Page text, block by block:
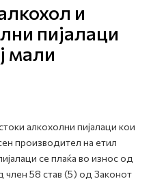
и
пијалаци
мали
алкохолни пијалаци кои
производител на етил
се плаќа во износ од
58 став (5) од Законот